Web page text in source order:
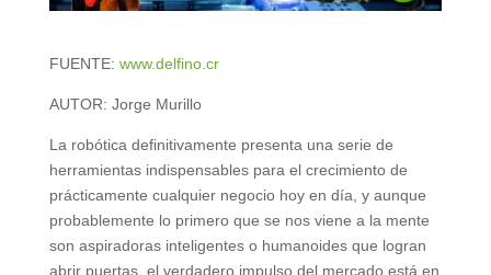
FUENTE: www.delfino.cr
AUTOR: Jorge Murillo
La robótica definitivamente presenta una serie de
herramientas indispensables para el crecimiento de
prácticamente cualquier negocio hoy en día, y aunque
probablemente lo primero que se nos viene a la mente
son aspiradoras inteligentes o humanoides que logran
abrir puertas, el verdadero impulso del mercado está en